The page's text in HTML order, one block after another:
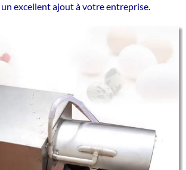
excellent ajout à votre entreprise.